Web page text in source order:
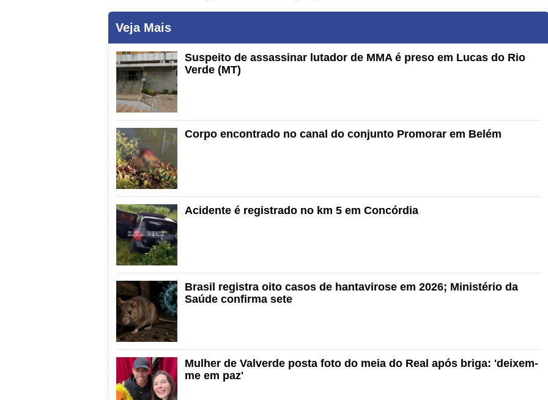
Veja Mais
Suspeito de assassinar lutador de MMA é preso em Lucas do Rio
Verde (MT)
Corpo encontrado no canal do conjunto Promorar em Belém
Acidente é registrado no km 5 em Concórdia
Brasil registra oito casos de hantavirose em 2026; Ministério da
Saúde confirma sete
Mulher de Valverde posta foto do meia do Real após briga: 'deixem-
me em paz'